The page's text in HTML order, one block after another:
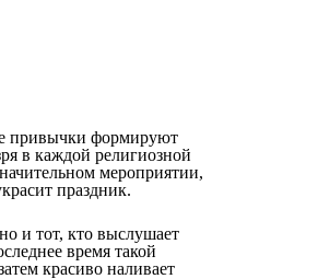
привычки формируют
в каждой религиозной
мероприятии,
праздник.
и тот, кто выслушает
время такой
красиво наливает